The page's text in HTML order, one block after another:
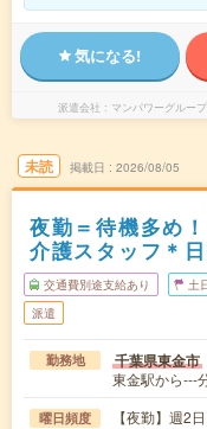
気になる!
派遣会社 マンパワーグルー
未読 掲載日 2026/08/05
夜勤＝待機多め
介護スタッフ＊
交通費別途支給あり 土
派遣
勤務地 千葉県東金市
東金駅から---
曜日頻度 【夜勤】週2